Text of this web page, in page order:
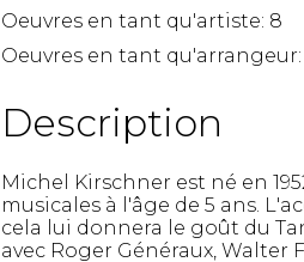
Mandolin
Piano
Trombone
Trumpet
Tuba
Oeuvres en tant qu'artiste: 8
Oeuvres en tant qu'arrangeur:
Description
Michel Kirschner est né en
musicales à l'âge de 5 ans.
cela lui donnera le goût du
avec Roger Généraux, Walter